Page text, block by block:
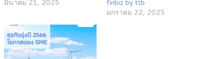
มีนาคม 21, 2025
finbiz by ttb
มกราคม 22, 2025